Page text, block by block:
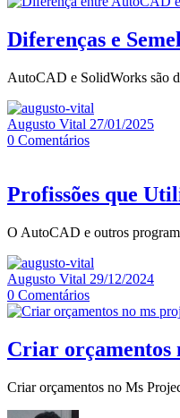
Diferenças e
AutoCAD e SolidWorks são
Augusto Vital 27/01/2025
0 Comentários
Profissões que
O AutoCAD e outros
Augusto Vital 29/12/2024
0 Comentários
Criar orçamentos
Criar orçamentos no Ms